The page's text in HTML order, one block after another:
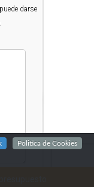
darse
Politica de Cookies